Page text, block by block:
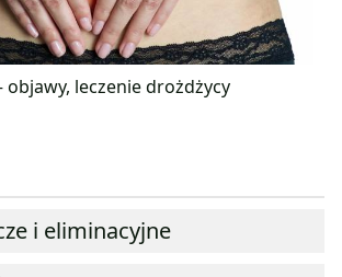
objawy, leczenie drożdżycy
i eliminacyjne